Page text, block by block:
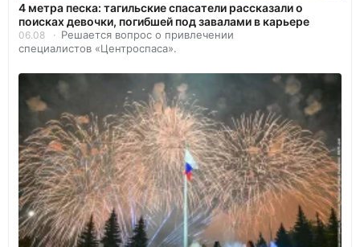
4 метра песка: тагильские спасатели рассказали о
поисках девочки, погибшей под завалами в карьере
06.08
Решается вопрос о привлечении
специалистов «Центроспаса».